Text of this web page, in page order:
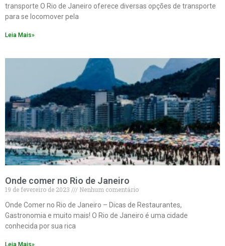
transporte O Rio de Janeiro oferece diversas opções de transporte
para se locomover pela
Leia Mais»
Onde comer no Rio de Janeiro
19 de fevereiro de 2023
Nenhum comentário
Onde Comer no Rio de Janeiro – Dicas de Restaurantes,
Gastronomia e muito mais! O Rio de Janeiro é uma cidade
conhecida por sua rica
Leia Mais»